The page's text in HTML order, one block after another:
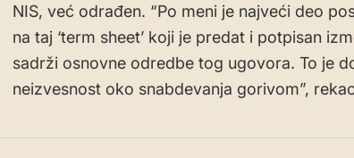
NIS, već odrađen. “Po meni je najveći deo
na taj ‘term sheet’ koji je predat i potpisan
sadrži osnovne odredbe tog ugovora. To je
neizvesnost oko snabdevanja gorivom”,